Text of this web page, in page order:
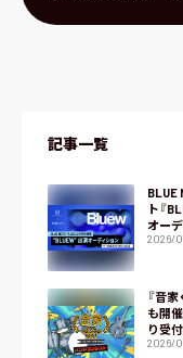
記事一覧
BLUE
ト『
オー
2026/
『音
も開
り受
2026/